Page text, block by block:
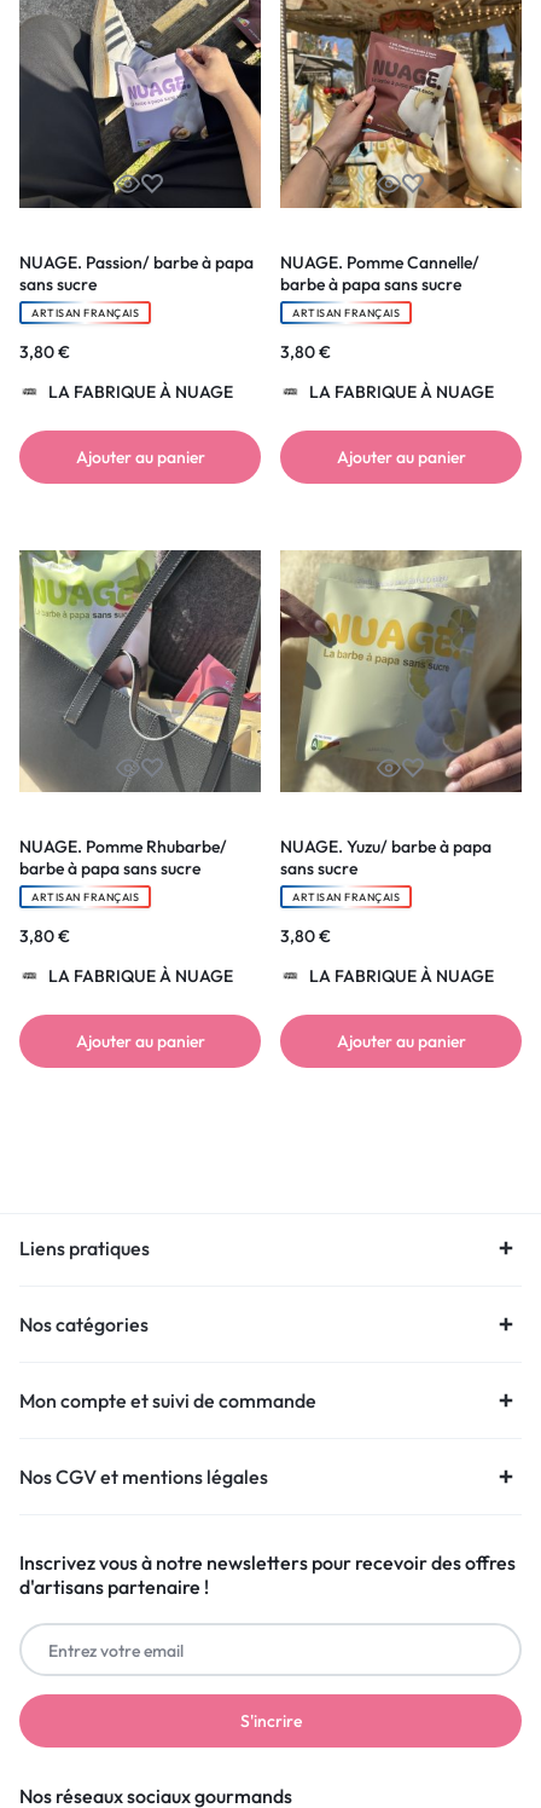
NUAGE. Passion/ barbe à papa
sans sucre
ARTISAN FRANÇAIS
3,80€
LA FABRIQUE À NUAGE
Ajouter au panier
NUAGE. Pomme Cannelle/
barbe à papa sans sucre
ARTISAN FRANÇAIS
3,80€
LA FABRIQUE À NUAGE
Ajouter au panier
NUAGE. Pomme Rhubarbe/
barbe à papa sans sucre
ARTISAN FRANÇAIS
3,80€
LA FABRIQUE À NUAGE
Ajouter au panier
NUAGE. Yuzu/ barbe à papa
sans sucre
ARTISAN FRANÇAIS
3,80€
LA FABRIQUE À NUAGE
Ajouter au panier
Liens pratiques
Nos catégories
Mon compte et suivi de commande
Nos CGV et mentions légales
Inscrivez vous à notre newsletters pour recevoir des offres
d'artisans partenaire !
Nos réseaux sociaux gourmands